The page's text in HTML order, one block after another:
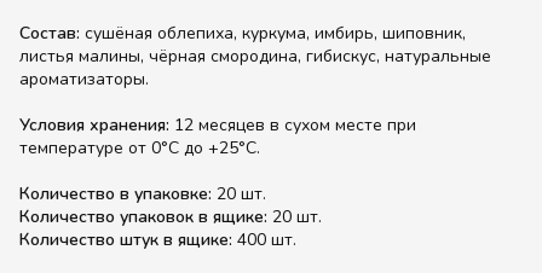
Состав: сушёная облепиха, куркума, имбирь, шиповник,
листья малины, чёрная смородина, гибискус, натуральные
ароматизаторы.
Условия хранения: 12 месяцев в сухом месте при
температуре от 0°C до +25°C.
Количество в упаковке: 20 шт.
Количество упаковок в ящике: 20 шт.
Количество штук в ящике: 400 шт.